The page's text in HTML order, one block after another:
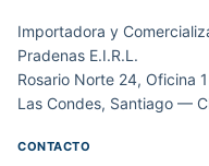
Importadora y
Pradenas E.I.R.L.
Rosario Norte 24, Oficina 1
Las Condes, Santiago —
CONTACTO